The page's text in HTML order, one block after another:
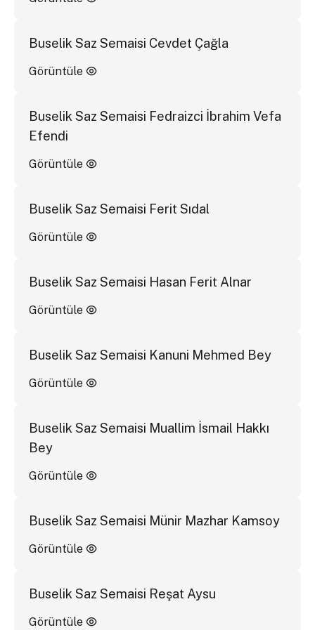
Buselik Saz Semaisi Cevdet Çağla
Görüntüle
Buselik Saz Semaisi Fedraizci İbrahim Vefa
Efendi
Görüntüle
Buselik Saz Semaisi Ferit Sıdal
Görüntüle
Buselik Saz Semaisi Hasan Ferit Alnar
Görüntüle
Buselik Saz Semaisi Kanuni Mehmed Bey
Görüntüle
Buselik Saz Semaisi Muallim İsmail Hakkı
Bey
Görüntüle
Buselik Saz Semaisi Münir Mazhar Kamsoy
Görüntüle
Buselik Saz Semaisi Reşat Aysu
Görüntüle